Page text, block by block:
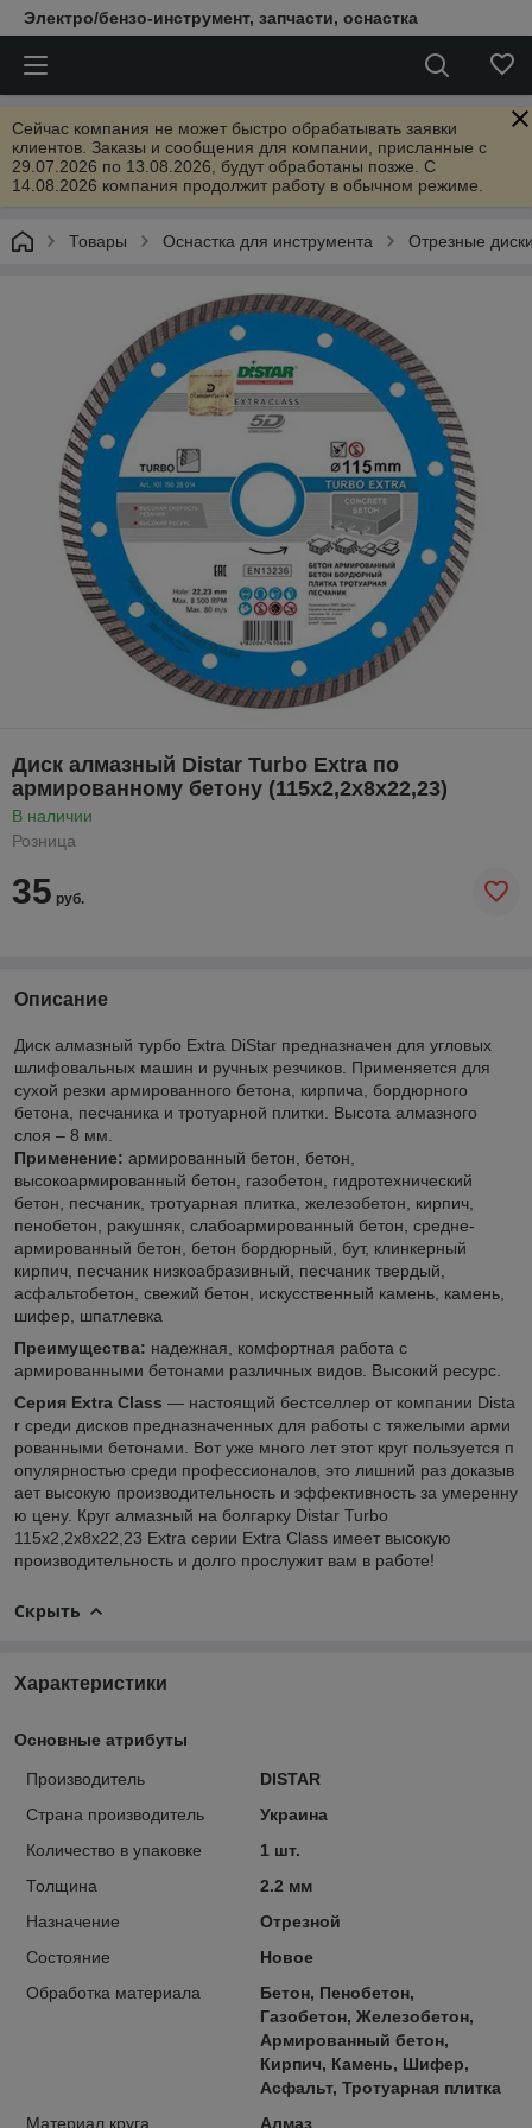
Электро/бензо-инструмент, запчасти, оснастка
Сейчас компания не может быстро обрабатывать заявки
клиентов. Заказы и сообщения для компании, присланные с
29.07.2026 по 13.08.2026, будут обработаны позже. С
14.08.2026 компания продолжит работу в обычном режиме.
Товары Оснастка для инструмента Отрезные
Диск алмазный Distar Turbo Extra по
армированному бетону (115x2,2x8x22,23)
В наличии
Розница
35 руб.
Описание
Диск алмазный турбо Extra DiStar предназначен для угловых
шлифовальных машин и ручных резчиков. Применяется для
сухой резки армированного бетона, кирпича, бордюрного
бетона, песчаника и тротуарной плитки. Высота алмазного
слоя – 8 мм.
Применение: армированный бетон, бетон,
высокоармированный бетон, газобетон, гидротехнический
бетон, песчаник, тротуарная плитка, железобетон, кирпич,
пенобетон, ракушняк, слабоармированный бетон, средне-
армированный бетон, бетон бордюрный, бут, клинкерный
кирпич, песчаник низкоабразивный, песчаник твердый,
асфальтобетон, свежий бетон, искусственный камень, камень,
шифер, шпатлевка
Преимущества: надежная, комфортная работа с
армированными бетонами различных видов. Высокий ресурс.
Серия Extra Class ― настоящий бестселлер от компании Dista
r среди дисков предназначенных для работы с тяжелыми арми
рованными бетонами. Вот уже много лет этот круг пользуется п
опулярностью среди профессионалов, это лишний раз доказыв
ает высокую производительность и эффективность за умеренну
ю цену. Круг алмазный на болгарку Distar Turbo
115x2,2x8x22,23 Extra серии Extra Class имеет высокую
производительность и долго прослужит вам в работе!
Скрыть
Характеристики
Основные атрибуты
Производитель
DISTAR
Страна производитель
Украина
Количество в упаковке
1 шт.
Толщина
2.2 мм
Назначение
Отрезной
Состояние
Новое
Обработка материала
Бетон, Пенобетон,
Газобетон, Железобетон,
Армированный бетон,
Кирпич, Камень, Шифер,
Асфальт, Тротуарная плитка
Материал круга
Алмаз